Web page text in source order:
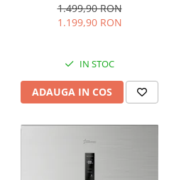
Iluminare LED, Termostat
Reglabil, H 147 cm, Negru
1.499,90 RON
1.199,90 RON
IN STOC
ADAUGA IN COS